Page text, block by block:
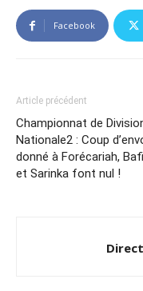
Facebook
Article précédent
Championnat de
Nationale2 : Coup
donné à Forécariah,
et Sarinka font nul !